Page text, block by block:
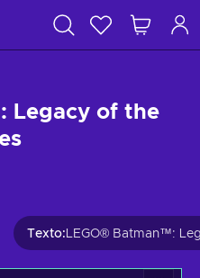
Legacy of the
Texto: LEGO® Batman™: